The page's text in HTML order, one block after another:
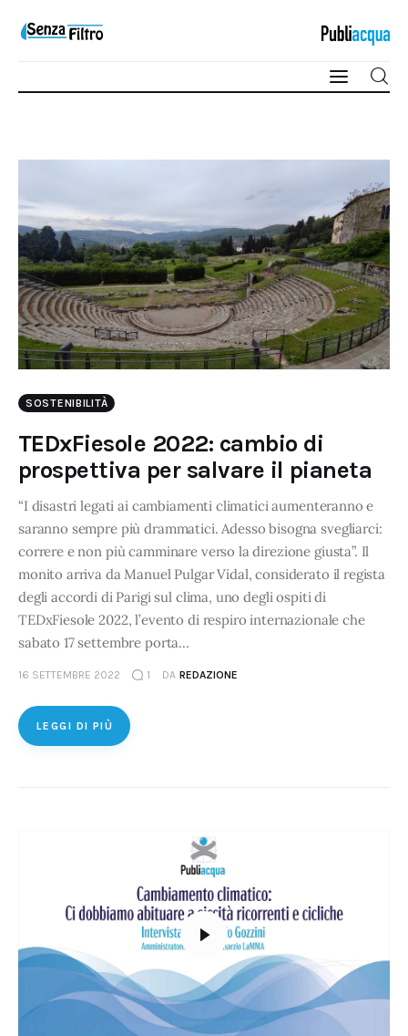
Innovazione
Sicurezza e Legalità
SOSTENIBILITÀ
TEDxFiesole 2022: cambio di
prospettiva per salvare il pianeta
“I disastri legati ai cambiamenti climatici aumenteranno e
saranno sempre più drammatici. Adesso bisogna svegliarci:
correre e non più camminare verso la direzione giusta”. Il
monito arriva da Manuel Pulgar Vidal, considerato il regista
degli accordi di Parigi sul clima, uno degli ospiti di
TEDxFiesole 2022, l’evento di respiro internazionale che
sabato 17 settembre porta…
16 SETTEMBRE 2022 1 DA REDAZIONE
LEGGI DI PIÙ